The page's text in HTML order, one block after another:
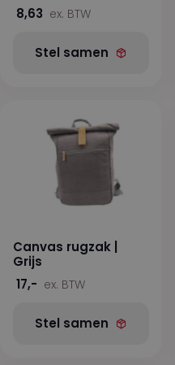
8,63 ex. BTW
Stel samen
Canvas rugzak |
Grijs
17,- ex. BTW
Stel samen